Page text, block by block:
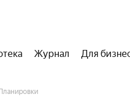
Журнал Для
Планировки